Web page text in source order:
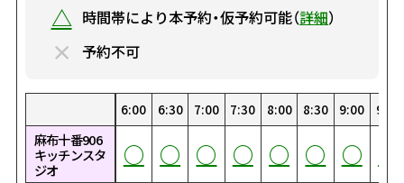
△ 時間帯により本予約・仮予約可能（詳細）
× 予約不可
麻布十番906
キッチンスタ
ジオ
○ ○
○ ○
20:30
○
21:00
○
21:30
○
22:00
○
22:30
○
23:00
○
23:30
○
○ ○ ○
17:00
○
17:30
○
18:00
○
18:30
○
19:00
○
19:30
○
20:00
○
○ ○
13:00
○
13:30
○
14:00
○
14:30
○
15:00
○
15:30
○
16:00
○
16:30
○
○ ○
9:30
○
10:00
○
10:30
○
11:00
○
11:30
○
12:00
○
12:30
○
13:00
○ ○ ○
6:00
○
6:30
○
7:00
○
7:30
○
8:00
○
8:30
○
9:00
○
9:30
○ ○ ○
2:30
○
3:00
○
3:30
○
4:00
○
4:30
○
5:00
○
5:30
○
0:00
○
0:30
○
1:00
○
1:30
○
2:00
○